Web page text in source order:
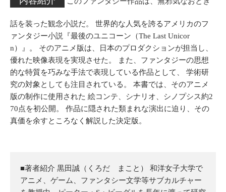
話を装った観念小説だ。 世界的な人気を誇るアメリカのフ
ァンタジー小説『最後のユニコーン（The Last Unicor
n）』。 そのアニメ版は、日本のプロダクションが担当し、
優れた映像表現を実現させた。 また、ファンタジーの思想
的な特質を巧みな手法で表現している作品として、 学術研
究の対象としても注目されている。 本書では、そのアニメ
版の制作に使用された 絵コンテ、シナリオ、シノプシス約2
70点を初公開。 作品に隠された類まれな演出に迫り、その
真価を余すところなく解説した決定版。
■著者紹介 黒田誠（くろだ まこと） 和洋女子大学で
アニメ、ゲーム、ファンタシー文学等サブカルチャー